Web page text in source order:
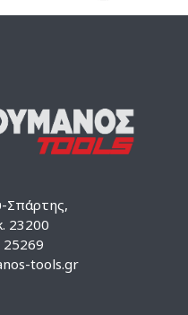
Σπάρτης,
23200
25269
tools.gr